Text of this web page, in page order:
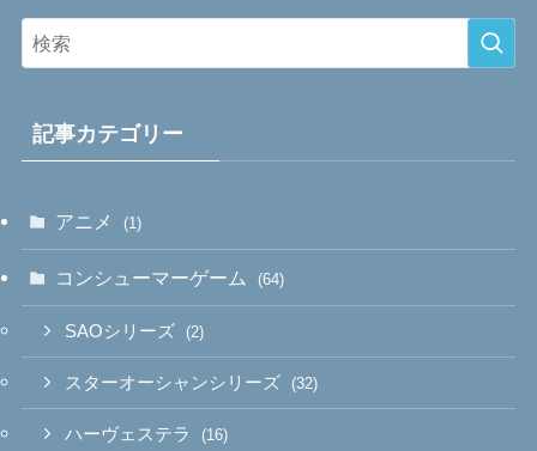
記事カテゴリー
アニメ (1)
コンシューマーゲーム (64)
SAOシリーズ (2)
スターオーシャンシリーズ (32)
ハーヴェステラ (16)